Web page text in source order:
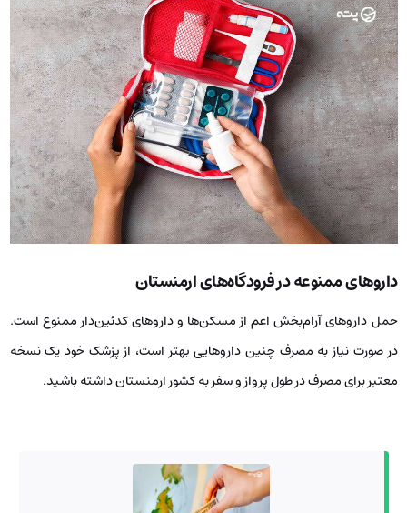
داروهای ممنوعه در فرودگاه‌های ارمنستان
حمل داروهای آرام‌بخش اعم از مسکن‌ها و داروهای کدئین‌دار ممنوع است.
در صورت نیاز به مصرف چنین داروهایی بهتر است، از پزشک خود یک نسخه
معتبر برای مصرف در طول پرواز و سفر به کشور ارمنستان داشته باشید.